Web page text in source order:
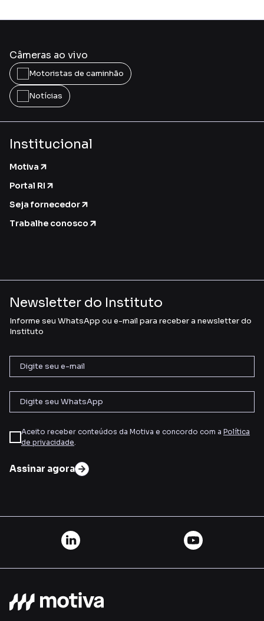
Câmeras ao vivo
Motoristas de caminhão
Notícias
Institucional
Motiva
Portal RI
Seja fornecedor
Trabalhe conosco
Newsletter do Instituto
Informe seu WhatsApp ou e-mail para receber a newsletter do
Instituto
Aceito receber conteúdos da Motiva e concordo com a Política
de privacidade
Assinar agora